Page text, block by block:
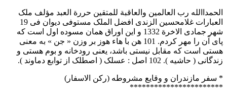
الحمداالله رب العالمين والعاقبة للمتقين حررة العبد مؤلف ملک
العبارات غلامحسين الزندی افضل الملک مستوفی ديوان فی 19
شهر جمادی الاخرة 1332 و اين اوراق همان مسوده اول است که
پای آن را مهر کردم. 101 هن با هاء هوز بر وزن « جن » به معنی
هستی است که مقابل نيستی باشد، يعنی رودخانه و بوم هستی و
زندگانی ( حاشيه ). 102 اصل : عسلک ( اصطلک از توابع دماوند ).
* سفر مازندران و وقايع مشروطه (رکن الاسفار)
***********************